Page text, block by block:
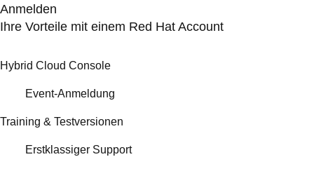
Anmelden
Ihre Vorteile mit einem Red Hat Account
Hybrid Cloud Console
Event-Anmeldung
Training & Testversionen
Erstklassiger Support